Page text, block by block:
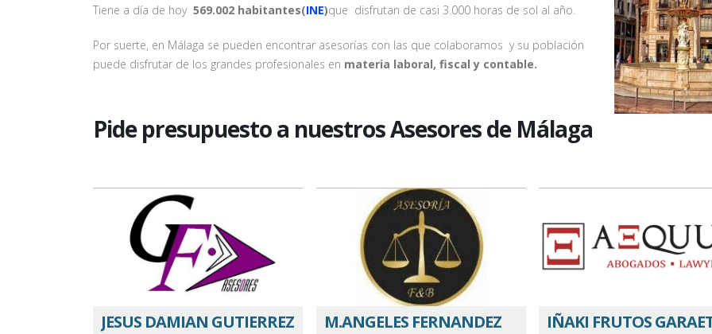
Tiene a día de hoy 569.002 habitantes(INE)que disfrutan de casi 3.000 horas de sol al año.
Por suerte, en Málaga se pueden encontrar asesorías con las que colaboramos y su población
puede disfrutar de los grandes profesionales en materia laboral, fiscal y contable.
Pide presupuesto a nuestros Asesores de Málaga
JESUS DAMIAN GUTIERREZ
M.ANGELES FERNANDEZ
IÑAKI FRUTOS